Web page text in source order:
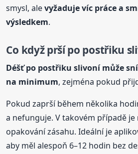
smysl, alevyžaduje víc práce a
výsledkem.
Co když prší po postřiku
Déšť po postřiku slivoní může
na minimum, zejména pokud
Pokud zaprší během několika
a nefunguje. V takovém případě
opakování zásahu. Ideální je
aby měl alespoň 6–12 hodin bez